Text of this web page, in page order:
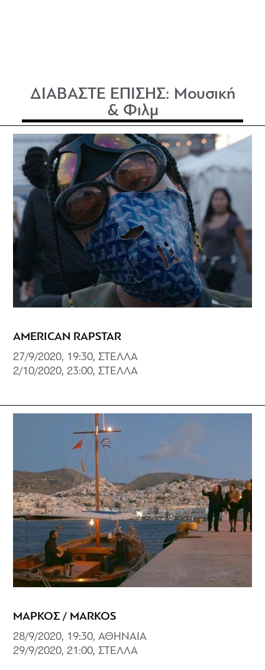
ΔΙΑΒΑΣΤΕ ΕΠΙΣΗΣ: Μουσική
& Φιλμ
AMERICAN RAPSTAR
27/9/2020, 19:30, ΣΤΕΛΛΑ
2/10/2020, 23:00, ΣΤΕΛΛΑ
ΜΑΡΚΟΣ / MARKOS
28/9/2020, 19:30, ΑΘΗΝΑΙΑ
29/9/2020, 21:00, ΣΤΕΛΛΑ